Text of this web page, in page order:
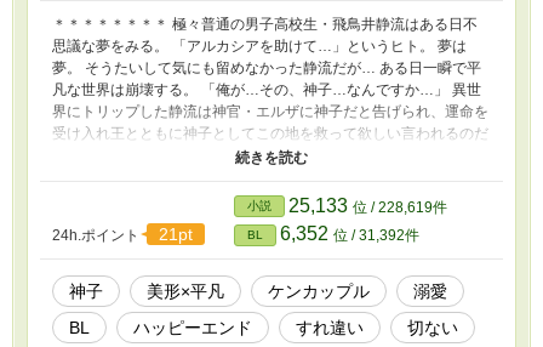
＊＊＊＊＊＊＊＊ 極々普通の男子高校生・飛鳥井静流はある日不
思議な夢をみる。 「アルカシアを助けて…」というヒト。 夢は
夢。 そうたいして気にも留めなかった静流だが… ある日一瞬で平
凡な世界は崩壊する。 「俺が…その、神子…なんですか…」 異世
界にトリップした静流は神官・エルザに神子だと告げられ、運命を
受け入れ王とともに神子としてこの地を救って欲しい言われるのだ
が、この国の王・アルジスは静流を嫌っていて… ーたとえ、世界
受けの本命以外の凌辱シーン有があるため、ご注意を 軽いぐろ表
現有. ムーンノベルに載せていたものを若干改稿しています。
24h.ポイント
21pt
小説 25,133 位 / 228,619件
BL 6,352 位 / 31,392件
神子 美形×平凡 ケンカップル
溺愛
BL
ハッピーエンド すれ違い
切ない